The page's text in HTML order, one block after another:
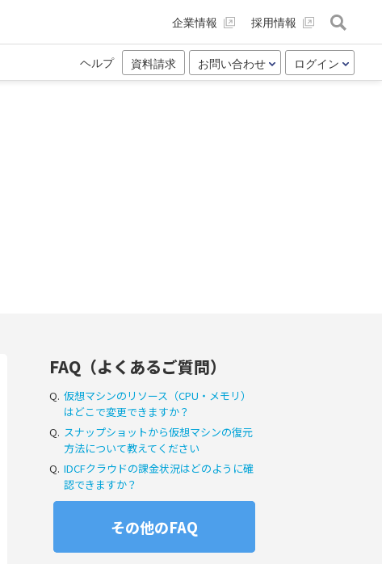
企業情報 採用情報
ヘルプ 資料請求 お問い合わせ ログイン
FAQ（よくあるご質問）
Q. 仮想マシンのリソース（CPU・メモリ）
はどこで変更できますか？
Q. スナップショットから仮想マシンの復元
方法について教えてください
Q. IDCFクラウドの課金状況はどのように確
認できますか？
その他のFAQ